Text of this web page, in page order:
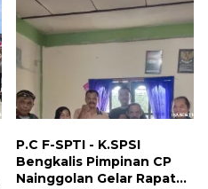
P.C F-SPTI - K.SPSI
Bengkalis Pimpinan CP
Nainggolan Gelar Rapat